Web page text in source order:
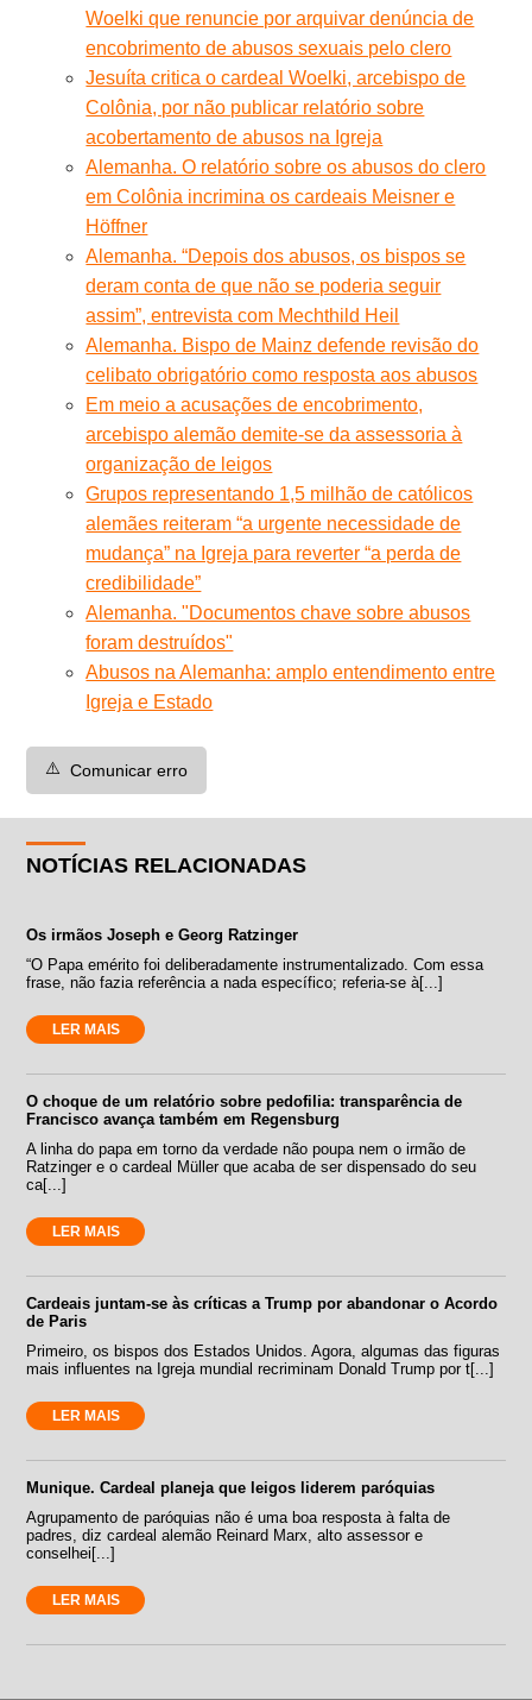
Woelki que renuncie por arquivar denúncia de
encobrimento de abusos sexuais pelo clero
Jesuíta critica o cardeal Woelki, arcebispo de
Colônia, por não publicar relatório sobre
acobertamento de abusos na Igreja
Alemanha. O relatório sobre os abusos do clero
em Colônia incrimina os cardeais Meisner e
Höffner
Alemanha. “Depois dos abusos, os bispos se
deram conta de que não se poderia seguir
assim”, entrevista com Mechthild Heil
Alemanha. Bispo de Mainz defende revisão do
celibato obrigatório como resposta aos abusos
Em meio a acusações de encobrimento,
arcebispo alemão demite-se da assessoria à
organização de leigos
Grupos representando 1,5 milhão de católicos
alemães reiteram “a urgente necessidade de
mudança” na Igreja para reverter “a perda de
credibilidade”
Alemanha. "Documentos chave sobre abusos
foram destruídos"
Abusos na Alemanha: amplo entendimento entre
Igreja e Estado
⚠️ Comunicar erro
NOTÍCIAS RELACIONADAS
Os irmãos Joseph e Georg Ratzinger
“O Papa emérito foi deliberadamente instrumentalizado. Com essa
frase, não fazia referência a nada específico; referia-se à[...]
LER MAIS
O choque de um relatório sobre pedofilia: transparência de
Francisco avança também em Regensburg
A linha do papa em torno da verdade não poupa nem o irmão de
Ratzinger e o cardeal Müller que acaba de ser dispensado do seu
ca[...]
LER MAIS
Cardeais juntam-se às críticas a Trump por abandonar o Acordo
de Paris
Primeiro, os bispos dos Estados Unidos. Agora, algumas das figuras
mais influentes na Igreja mundial recriminam Donald Trump por t[...]
LER MAIS
Munique. Cardeal planeja que leigos liderem paróquias
Agrupamento de paróquias não é uma boa resposta à falta de
padres, diz cardeal alemão Reinard Marx, alto assessor e
conselhei[...]
LER MAIS